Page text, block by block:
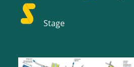
Stage